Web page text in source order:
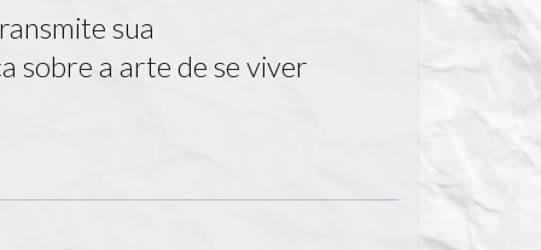
sua
sobre a arte de se viver